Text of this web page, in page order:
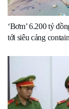
‘Bơm’ 6.200 tỷ
tới siêu cảng